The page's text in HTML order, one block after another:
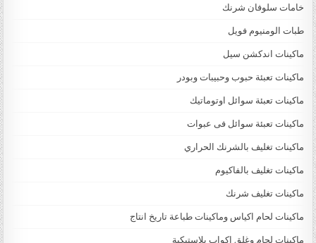
خامات سلوفان شرنك
طبات الومنيوم فويل
ماكينات اندكشن سيل
ماكينات تعبئة حبوب وحبيبات وبودر
ماكينات تعبئة سوائل اوتوماتيك
ماكينات تعبئة سوائل فى عبوات
ماكينات تغليف بالشرنك الحراري
ماكينات تغليف بالفاكيوم
ماكينات تغليف شرنك
ماكينات لحام اكياس وماكينات طباعة تاريخ انتاج
ماكينات لحام وغلق اكواب بلاستيكية